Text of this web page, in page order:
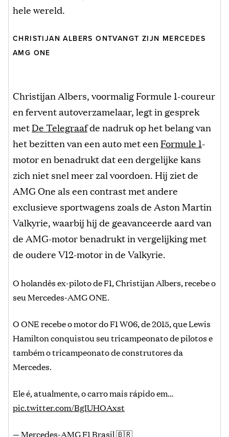
hele wereld.
CHRISTIJAN ALBERS ONTVANGT ZIJN MERCEDES
AMG ONE
Christijan Albers, voormalig Formule 1-coureur
en fervent autoverzamelaar, legt in gesprek
metDe Telegraafde nadruk op het belang van
het bezitten van een auto met een Formule 1-
motor en benadrukt dat een dergelijke kans
zich niet snel meer zal voordoen. Hij ziet de
AMG One als een contrast met andere
exclusieve sportwagens zoals de Aston Martin
Valkyrie, waarbij hij de geavanceerde aard van
de AMG-motor benadrukt in vergelijking met
de oudere V12-motor in de Valkyrie.
O holandês ex-piloto de F1, Christijan Albers, recebe o
seu Mercedes-AMG ONE.
O ONE recebe o motor do F1 W06, de 2015, que Lewis
Hamilton conquistou seu tricampeonato de pilotos e
também o tricampeonato de construtores da
Mercedes.
Ele é, atualmente, o carro mais rápido em…
pic.twitter.com/BgIUHOAxst
— Mercedes-AMG F1 Brasil 🇧🇷